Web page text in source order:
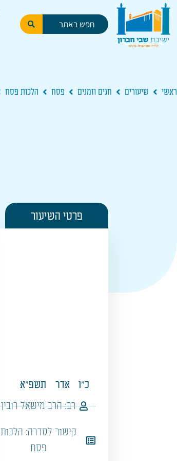
ראשי שיעורים חגים וזמנים פסח הלכות פסח
פרטי השיעור
כ"ו אדר
תשפ"א
רב: הרב מישאל רובין
קישור לסדרה: הלכות
פסח